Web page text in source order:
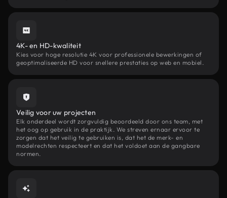
4K- en HD-kwaliteit
Kies voor hoge resolutie 4K voor professionele bewerkingen of
geoptimaliseerde HD voor snellere prestaties op web en mobiel.
Veilig voor uw projecten
Elk onderdeel wordt zorgvuldig beoordeeld door ons team, met
het oog op gebruik in de praktijk. We streven ernaar ervoor te
zorgen dat het veilig te gebruiken is, dat het de merk- en
modelrechten respecteert en dat het voldoet aan de gangbare
normen.